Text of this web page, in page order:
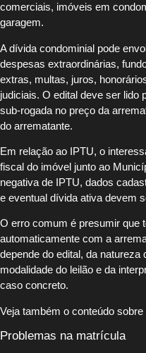
comerciais, imóveis em
garagem.
A dívida condominial pode
despesas extraordinárias,
extras, multas, juros,
judiciais. O edital deve ser lido
sub-rogada no preço da
do arrematante.
Em relação ao IPTU, o
fiscal do imóvel junto ao
negativa de IPTU, dados
e eventual dívida ativa devem
O erro comum é presumir que
automaticamente com a
depende do edital, da
modalidade do leilão e da
caso concreto.
Veja também o conteúdo sobre
Problemas na matrícula